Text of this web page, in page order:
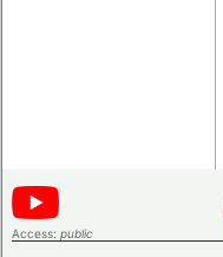
Access: public